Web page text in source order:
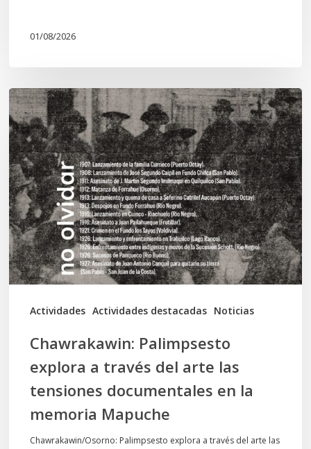
01/08/2026
Actividades Actividades destacadas Noticias
Chawrakawin:
Palimpsesto
explora
a
través
del
arte
las
tensiones
documentales
memoria
Mapuche
Chawrakawin: Palimpsesto
explora a través del arte las
tensiones documentales en la
memoria Mapuche
Chawrakawin/Osorno: Palimpsesto explora a través del arte las